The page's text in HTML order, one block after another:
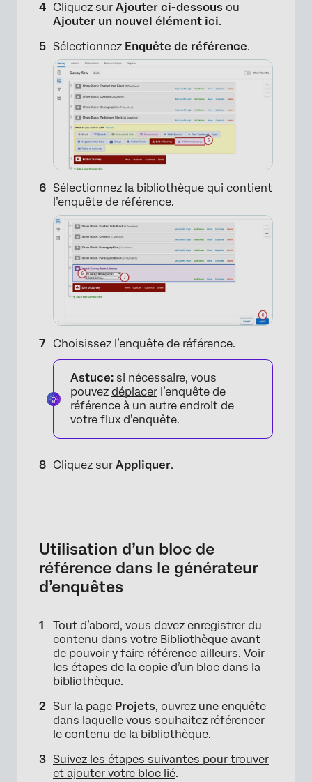
Cliquez sur Ajouter ci-dessous ou
Ajouter un nouvel élément ici.
Sélectionnez Enquête de référence.
×
Sélectionnez la bibliothèque qui contient
l’enquête de référence.
Choisissez l’enquête de référence.
Astuce: si nécessaire, vous
pouvez déplacer l’enquête de
référence à un autre endroit de
votre flux d’enquête.
Cliquez sur Appliquer.
Utilisation d’un bloc de
référence dans le générateur
d’enquêtes
Tout d’abord, vous devez enregistrer du
contenu dans votre Bibliothèque avant
de pouvoir y faire référence ailleurs. Voir
les étapes de la copie d’un bloc dans la
bibliothèque.
Sur la page Projets, ouvrez une enquête
dans laquelle vous souhaitez référencer
le contenu de la bibliothèque.
Suivez les étapes suivantes pour trouver
et ajouter votre bloc lié.